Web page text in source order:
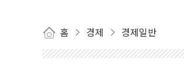
홈 경제 경제일반